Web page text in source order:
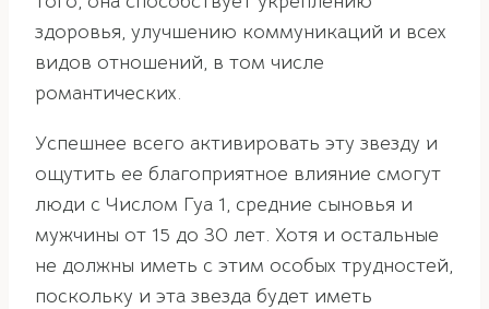
здоровья, улучшению коммуникаций и всех
видов отношений, в том числе
романтических.
Успешнее всего активировать эту звезду и
ощутить ее благоприятное влияние смогут
люди с Числом Гуа 1, средние сыновья и
мужчины от 15 до 30 лет. Хотя и остальные
не должны иметь с этим особых трудностей,
поскольку и эта звезда будет иметь